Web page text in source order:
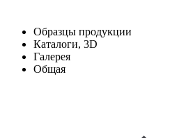
Образцы продукции
Каталоги, 3D
Галерея
Общая